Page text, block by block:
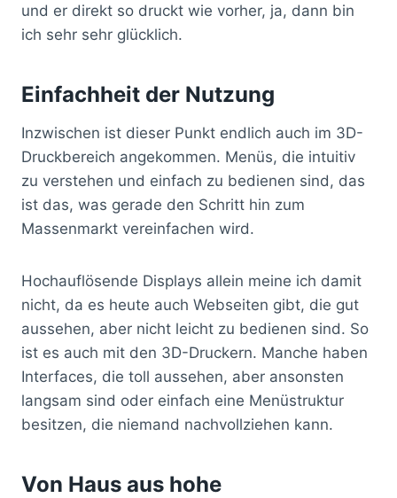
und er direkt so druckt wie vorher, ja, dann bin
ich sehr sehr glücklich.
Einfachheit der Nutzung
Inzwischen ist dieser Punkt endlich auch im 3D-
Druckbereich angekommen. Menüs, die intuitiv
zu verstehen und einfach zu bedienen sind, das
ist das, was gerade den Schritt hin zum
Massenmarkt vereinfachen wird.
Hochauflösende Displays allein meine ich damit
nicht, da es heute auch Webseiten gibt, die gut
aussehen, aber nicht leicht zu bedienen sind. So
ist es auch mit den 3D-Druckern. Manche haben
Interfaces, die toll aussehen, aber ansonsten
langsam sind oder einfach eine Menüstruktur
besitzen, die niemand nachvollziehen kann.
Von Haus aus hohe